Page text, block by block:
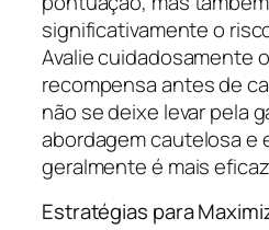
significativamente o
Avalie cuidadosamente
recompensa antes de
não se deixe levar pela
abordagem cautelosa e
geralmente é mais
Estratégias para